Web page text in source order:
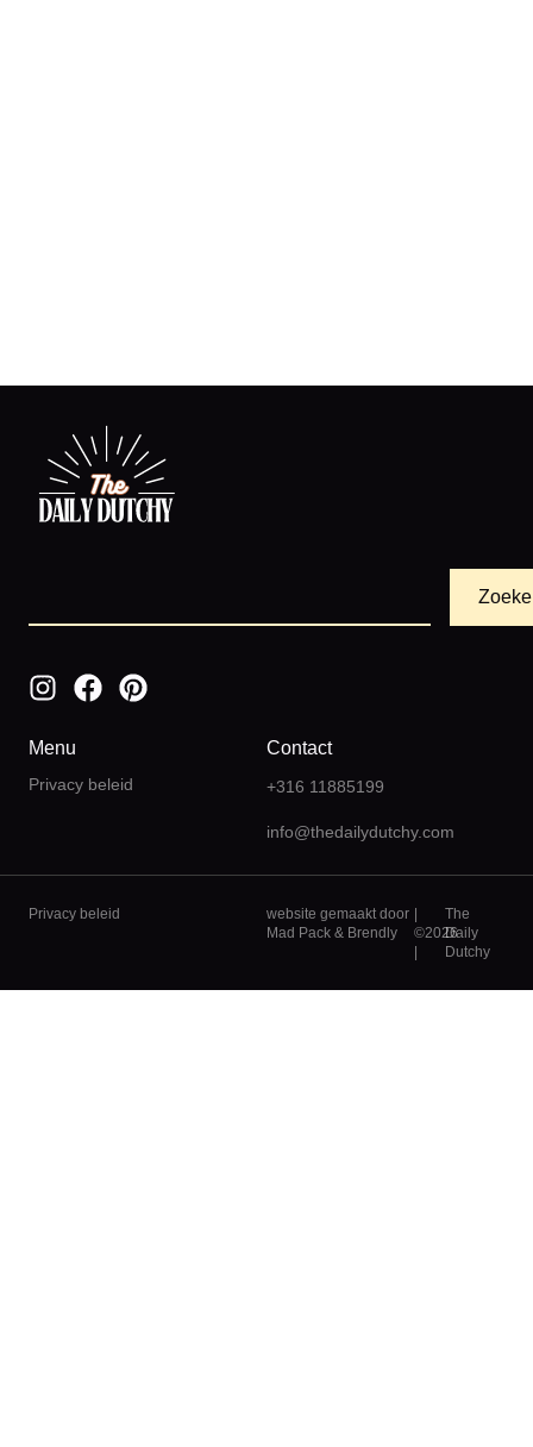
Menu
Privacy beleid
Contact
+316 11885199
info@thedailydutchy.com
Privacy beleid
website gemaakt door
Mad Pack & Brendly
©2026
The
Daily
Dutchy